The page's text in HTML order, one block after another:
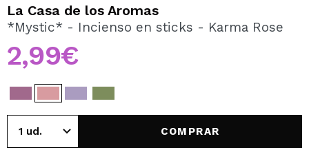
Al crear una cuenta en Maquillalia.com podrás realizar
tus compras rápidamente, revisar el estado de tus
pedidos y consultar tus operaciones anteriores.
La Casa de los Aromas
*Mystic* - Incienso en sticks - Karma Rose
2,99€
COMPRAR